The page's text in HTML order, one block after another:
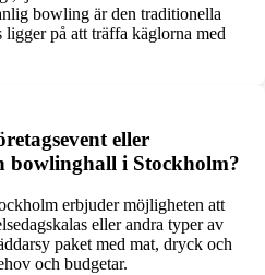
bowling är den traditionella
på att träffa käglorna med
eller
bowlinghall i Stockholm?
erbjuder möjligheten att
eller andra typer av
paket med mat, dryck och
och budgetar.